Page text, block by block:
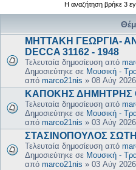
Η αναζήτηση βρήκε 3
ΜΗΤΤΑΚΗ ΓΕΩΡΓΙΑ-
DECCA 31162 - 1948
Τελευταία δημοσίευση από
Δημοσιεύτηκε σε Μουσική -
από marco21nis » 08 Αύγ
ΚΑΠΟΚΗΣ ΔΗΜΗΤΡΗΣ
Τελευταία δημοσίευση από
Δημοσιεύτηκε σε Μουσική -
από marco21nis » 03 Αύγ
ΣΤΑΣΙΝΟΠΟΥΛΟΣ
Τελευταία δημοσίευση από
Δημοσιεύτηκε σε Μουσική -
από marco21nis » 03 Αύγ